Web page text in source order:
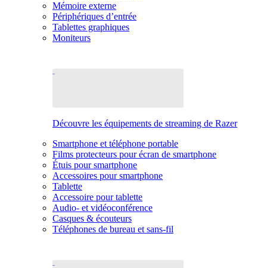
Mémoire externe
Périphériques d’entrée
Tablettes graphiques
Moniteurs
Découvre les équipements de streaming de Razer
Smartphone et téléphone portable
Films protecteurs pour écran de smartphone
Étuis pour smartphone
Accessoires pour smartphone
Tablette
Accessoire pour tablette
Audio- et vidéoconférence
Casques & écouteurs
Téléphones de bureau et sans-fil